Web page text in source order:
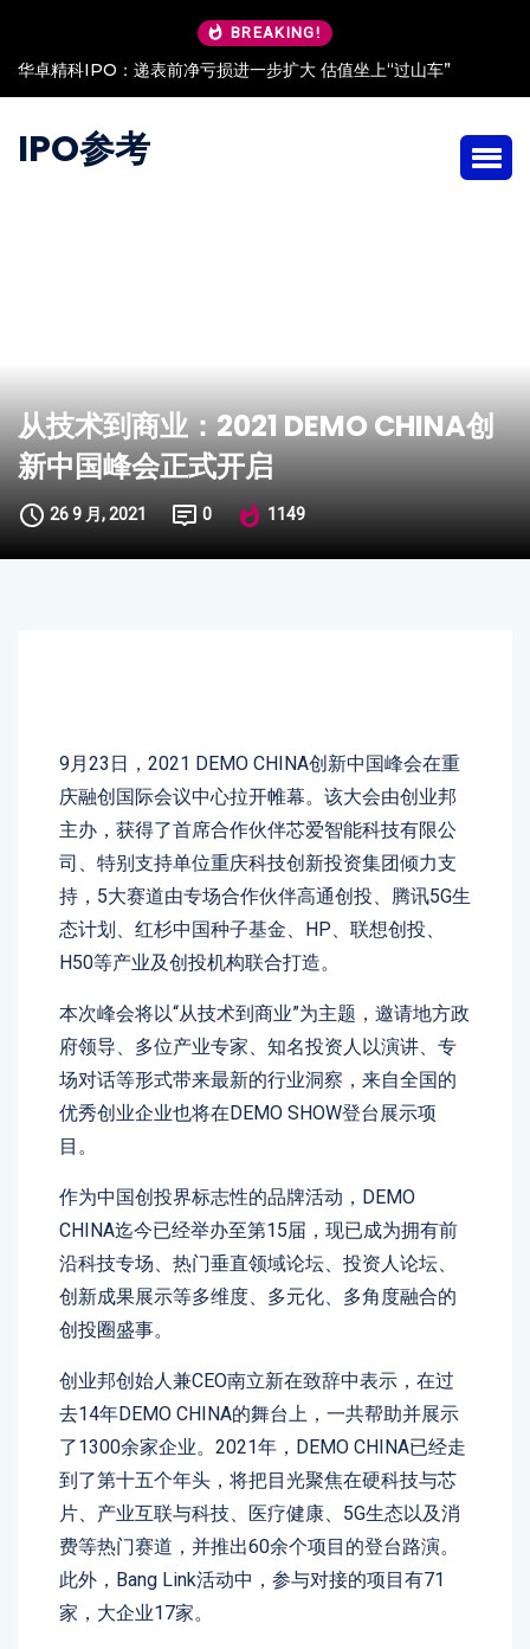
BREAKING!
安澜万锦IPO：客户低价入股 现金流“吃紧”依赖大客户
IPO参考
从技术到商业：2021 DEMO CHINA创
新中国峰会正式开启
26 9 月, 2021 0 1149
9月23日，2021 DEMO CHINA创新中国峰会在重
庆融创国际会议中心拉开帷幕。该大会由创业邦
主办，获得了首席合作伙伴芯爱智能科技有限公
司、特别支持单位重庆科技创新投资集团倾力支
持，5大赛道由专场合作伙伴高通创投、腾讯5G生
态计划、红杉中国种子基金、HP、联想创投、
H50等产业及创投机构联合打造。
本次峰会将以“从技术到商业”为主题，邀请地方政
府领导、多位产业专家、知名投资人以演讲、专
场对话等形式带来最新的行业洞察，来自全国的
优秀创业企业也将在DEMO SHOW登台展示项
目。
作为中国创投界标志性的品牌活动，DEMO
CHINA迄今已经举办至第15届，现已成为拥有前
沿科技专场、热门垂直领域论坛、投资人论坛、
创新成果展示等多维度、多元化、多角度融合的
创投圈盛事。
创业邦创始人兼CEO南立新在致辞中表示，在过
去14年DEMO CHINA的舞台上，一共帮助并展示
了1300余家企业。2021年，DEMO CHINA已经走
到了第十五个年头，将把目光聚焦在硬科技与芯
片、产业互联与科技、医疗健康、5G生态以及消
费等热门赛道，并推出60余个项目的登台路演。
此外，Bang Link活动中，参与对接的项目有71
家，大企业17家。